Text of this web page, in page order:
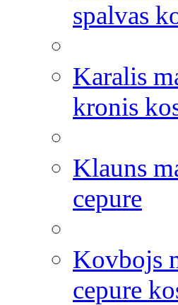
spalvas
Karalis
kronis
Klauns
cepure
Kovbojs
cepure